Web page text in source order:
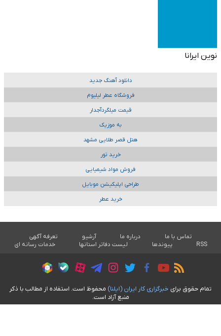
نوین ایرانا
دانلود آهنگ جدید
فروشگاه عطر لیلیوم
قیمت میلگردآجدار
به موزیک
هتل قصر طلایی مشهد
خرید تور
فروش مواد شیمیایی
طراحی اپلیکیشن موبایل
خرید عطر
تماس با ما درباره ما آرشیو
تعرفه آگهی
RSS
پیوندها لیست دفاتر استانها خدمات رسانه ای
تمام حقوق برای خبرگزاری کار ايران (ايلنا) محفوظ است. استفاده از مطالب با ذکر
منبع آزاد است.